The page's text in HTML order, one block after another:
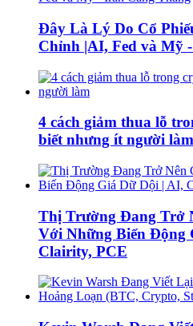
Đây Là Lý Do Cổ
Chỉnh |AI, Fed và Mỹ
4 cách giảm thua lỗ
biết nhưng ít người làm
Thị Trường Đang Trở
Với Những Biến Động
Clairity, PCE